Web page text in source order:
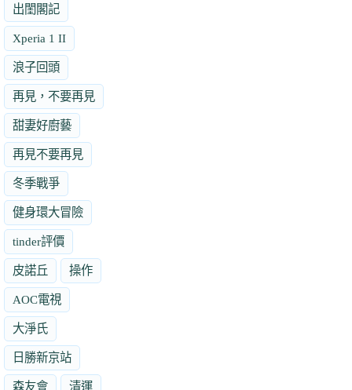
出閨閣記
Xperia 1 II
浪子回頭
再見，不要再見
甜妻好廚藝
再見不要再見
冬季戰爭
健身環大冒險
tinder評價
皮諾丘 操作
AOC電視
大淨氏
日勝新京站
森友會 清運